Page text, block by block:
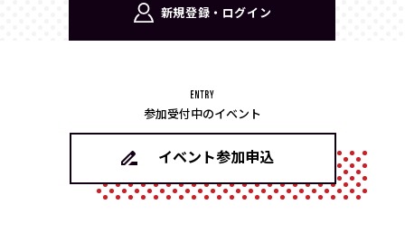
新規登録・ログイン
参加受付中のイベント
イベント参加申込